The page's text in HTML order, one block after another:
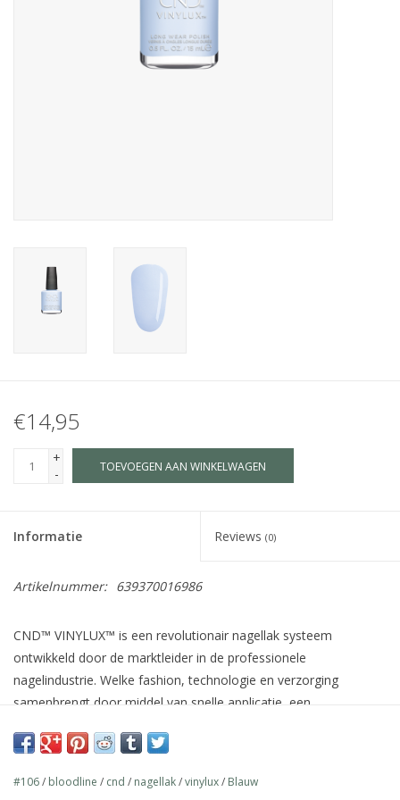
€14,95
+
-
TOEVOEGEN AAN WINKELWAGEN
Informatie Reviews (0)
Artikelnummer: 639370016986
CND™ VINYLUX™ is een revolutionair nagellak systeem
ontwikkeld door de marktleider in de professionele
nagelindustrie. Welke fashion, technologie en verzorging
samenbrengt door middel van snelle applicatie, een
natuurlijke nagel zoals Jojoba olie, Vitamine E en Keratine en
wereldwijde fashion industrie.
#106/ bloodline / cnd / nagellak/vinylux/ Blauw